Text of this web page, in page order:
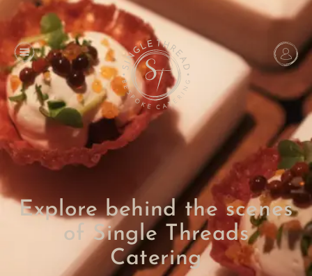
Explore behind the scenes
of Single Threads
Catering